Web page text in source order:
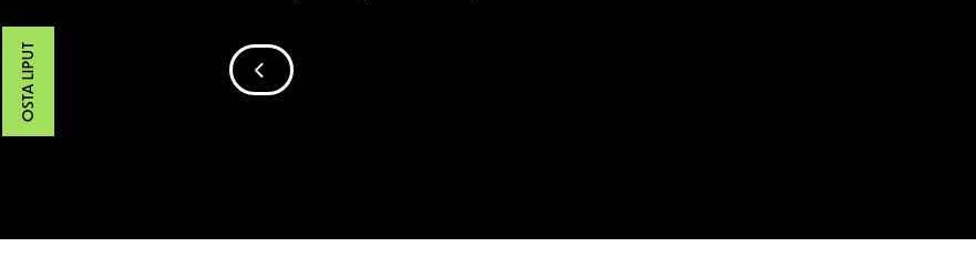
SIIRRY EDELLISEEN
OSTA LIPUT